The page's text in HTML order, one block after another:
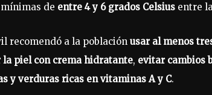
de entre 4 y 6 grados Celsius entre
recomendó a la población usar al menos
la piel con crema hidratante, evitar cambios
y verduras ricas en vitaminas A y C.